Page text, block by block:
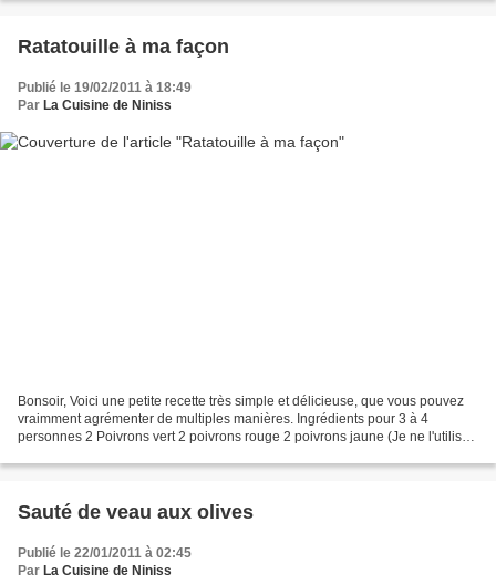
Ratatouille à ma façon
Publié le 19/02/2011 à 18:49
Par La Cuisine de Niniss
Bonsoir, Voici une petite recette très simple et délicieuse, que vous pouvez
vraimment agrémenter de multiples manières. Ingrédients pour 3 à 4
personnes 2 Poivrons vert 2 poivrons rouge 2 poivrons jaune (Je ne l'utilise
Sauté de veau aux olives
Publié le 22/01/2011 à 02:45
Par La Cuisine de Niniss